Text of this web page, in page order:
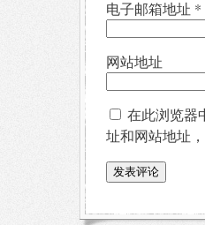
电子邮箱地址 *
网站地址
在此浏览器
址和网站地址